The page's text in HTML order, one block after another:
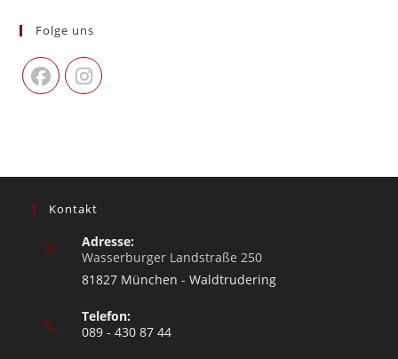
Folge uns
Kontakt
Adresse:
Wasserburger Landstraße 250
81827 München - Waldtrudering
Telefon:
089 - 430 87 44